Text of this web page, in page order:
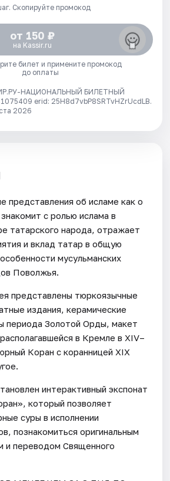
Скопируйте промокод
от 150 ₽
на Kassir.ru
билет и примените промокод
до оплаты
НАЦИОНАЛЬНЫЙ БИЛЕТНЫЙ
erid: 25H8d7vbP8SRTvHZrUcdLB.
2026
представления об исламе как о
с ролью ислама в
татарского народа, отражает
и вклад татар в общую
мусульманских
Поволжья.
представлены тюркоязычные
издания, керамические
периода Золотой Орды, макет
в Кремле в XIV–
Коран с коранницей XIX
интерактивный экспонат
который позволяет
суры в исполнении
познакомиться оригинальным
и переводом Священного